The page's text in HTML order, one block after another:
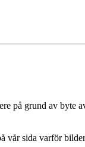
på grund av byte
sida varför